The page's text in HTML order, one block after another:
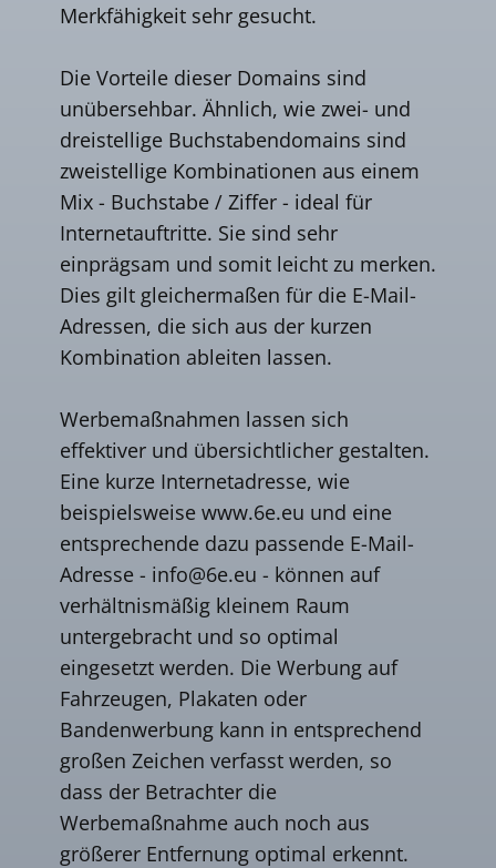
Merkfähigkeit sehr gesucht.
Die Vorteile dieser Domains sind
unübersehbar. Ähnlich, wie zwei- und
dreistellige Buchstabendomains sind
zweistellige Kombinationen aus einem
Mix - Buchstabe / Ziffer - ideal für
Internetauftritte. Sie sind sehr
einprägsam und somit leicht zu merken.
Dies gilt gleichermaßen für die E-Mail-
Adressen, die sich aus der kurzen
Kombination ableiten lassen.
Werbemaßnahmen lassen sich
effektiver und übersichtlicher gestalten.
Eine kurze Internetadresse, wie
beispielsweise www.6e.eu und eine
entsprechende dazu passende E-Mail-
Adresse - info@6e.eu - können auf
verhältnismäßig kleinem Raum
untergebracht und so optimal
eingesetzt werden. Die Werbung auf
Fahrzeugen, Plakaten oder
Bandenwerbung kann in entsprechend
großen Zeichen verfasst werden, so
dass der Betrachter die
Werbemaßnahme auch noch aus
größerer Entfernung optimal erkennt.